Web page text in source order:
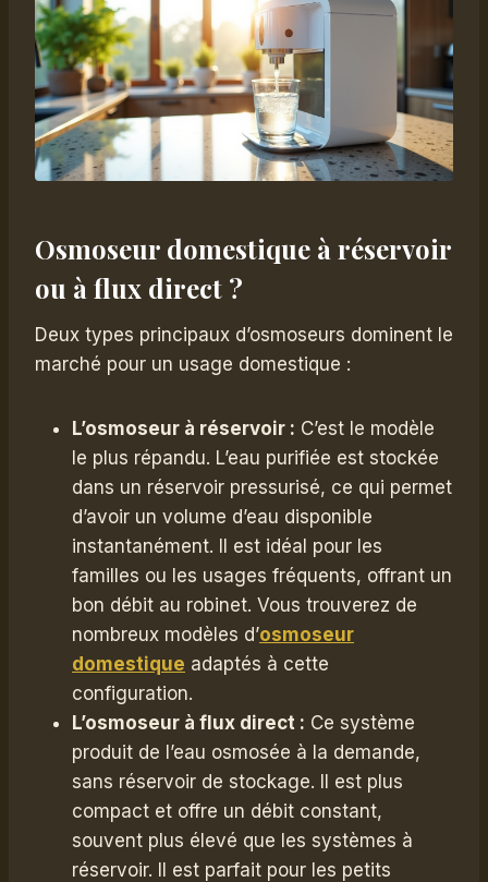
Osmoseur domestique à réservoir
ou à flux direct ?
Deux types principaux d’osmoseurs dominent le
marché pour un usage domestique :
L’osmoseur à réservoir : C’est le modèle
le plus répandu. L’eau purifiée est stockée
dans un réservoir pressurisé, ce qui permet
d’avoir un volume d’eau disponible
instantanément. Il est idéal pour les
familles ou les usages fréquents, offrant un
bon débit au robinet. Vous trouverez de
nombreux modèles d’osmoseur
domestique adaptés à cette
configuration.
L’osmoseur à flux direct : Ce système
produit de l’eau osmosée à la demande,
sans réservoir de stockage. Il est plus
compact et offre un débit constant,
souvent plus élevé que les systèmes à
réservoir. Il est parfait pour les petits